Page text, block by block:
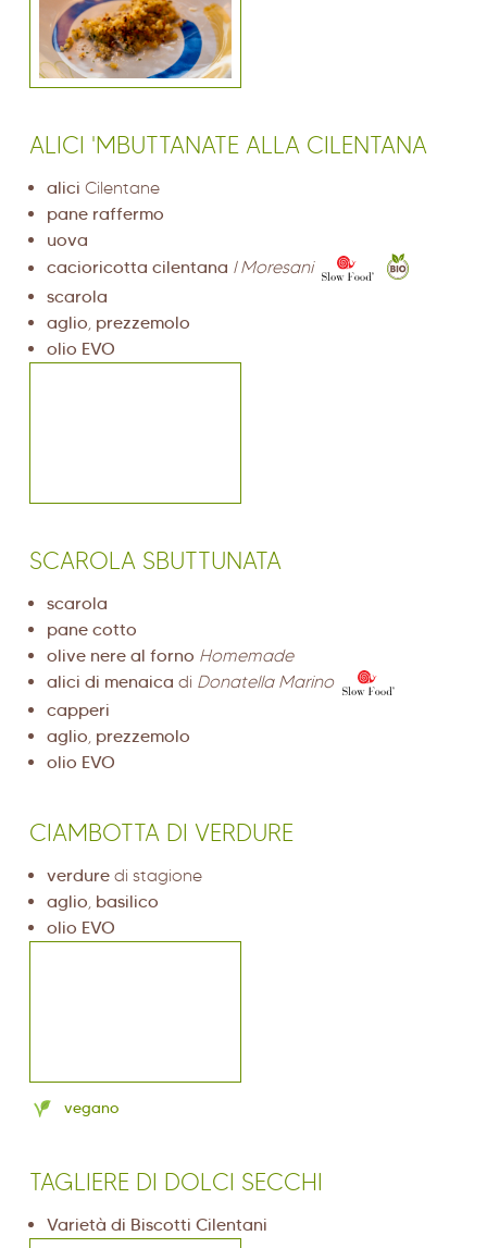
ALICI 'MBUTTANATE ALLA CILENTANA
alici Cilentane
pane raffermo
uova
cacioricotta cilentana I Moresani
scarola
aglio, prezzemolo
olio EVO
SCAROLA SBUTTUNATA
scarola
pane cotto
olive nere al forno Homemade
alici di menaica di Donatella Marino
capperi
aglio prezzemolo
olio EVO
CIAMBOTTA DI VERDURE
verdure di stagione
aglio basilico
olio EVO
vegano
TAGLIERE DI DOLCI SECCHI
Varietà di Biscotti Cilentani